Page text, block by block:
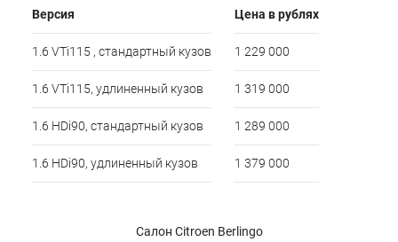
Версия Цена в рублях
1.6 VTi115 , стандартный кузов 1 229 000
1.6 VTi115, удлиненный кузов 1 319 000
1.6 HDi90, стандартный кузов 1 289 000
1.6 HDi90, удлиненный кузов 1 379 000
Салон Citroen Berlingo